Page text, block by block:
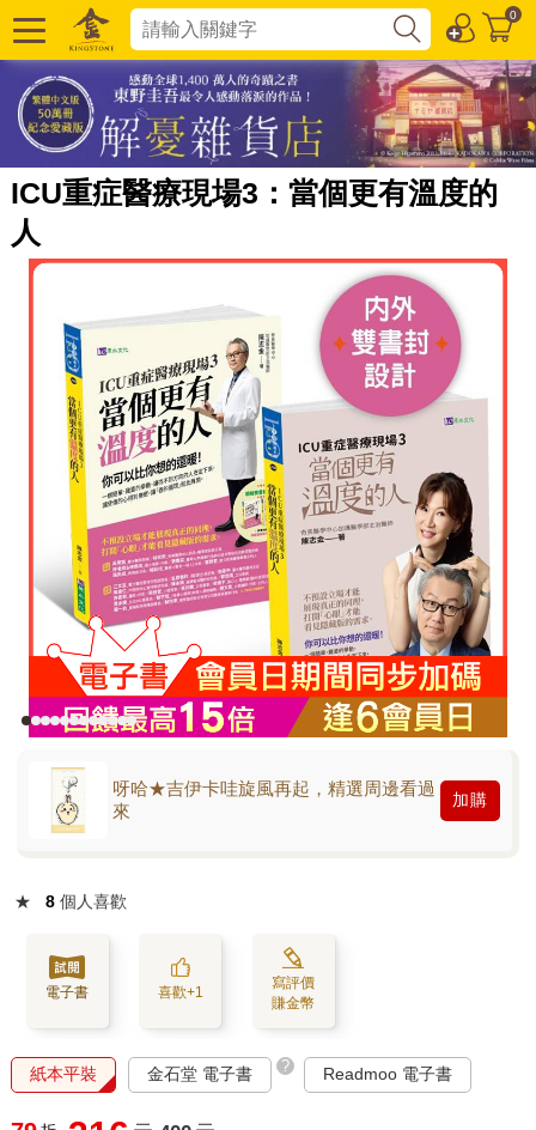
0
ICU重症醫療現場3：當個更有溫度的
人
呀哈★吉伊卡哇旋風再起，精選周邊看過
來
加購
★ 8 個人喜歡
電子書 喜歡+1
寫評價
賺金幣
紙本平裝 金石堂 電子書 ? Readmoo 電子書